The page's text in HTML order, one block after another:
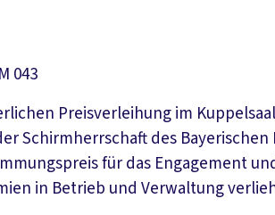
043
Preisverleihung im
Schirmherrschaft des
für das Engagement
in Betrieb und Verwaltung